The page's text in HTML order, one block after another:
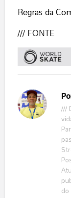
Regras da
/// FONTE
///